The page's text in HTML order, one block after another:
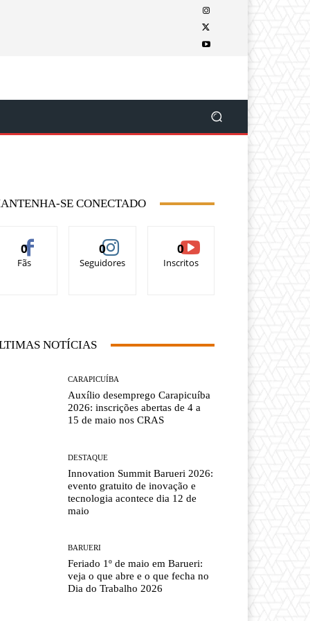
SE CONECTADO
0
Fãs
0
Seguidores
0
Inscritos
NOTÍCIAS
CARAPICUÍBA
Auxílio desemprego Carapicuíba
2026: inscrições abertas de 4 a
15 de maio nos CRAS
DESTAQUE
Innovation Summit Barueri 2026:
evento gratuito de inovação e
tecnologia acontece dia 12 de
maio
BARUERI
Feriado 1º de maio em Barueri:
veja o que abre e o que fecha no
Dia do Trabalho 2026